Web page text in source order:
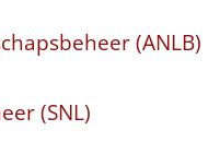
(ANLB)
(SNL)